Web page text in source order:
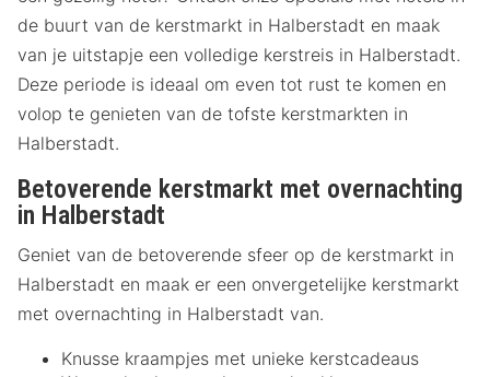
de buurt van de kerstmarkt in Halberstadt en maak
van je uitstapje een volledige kerstreis in Halberstadt.
Deze periode is ideaal om even tot rust te komen en
volop te genieten van de tofste kerstmarkten in
Halberstadt.
Betoverende kerstmarkt met overnachting
in Halberstadt
Geniet van de betoverende sfeer op de kerstmarkt in
Halberstadt en maak er een onvergetelijke kerstmarkt
met overnachting in Halberstadt van.
Knusse kraampjes met unieke kerstcadeaus